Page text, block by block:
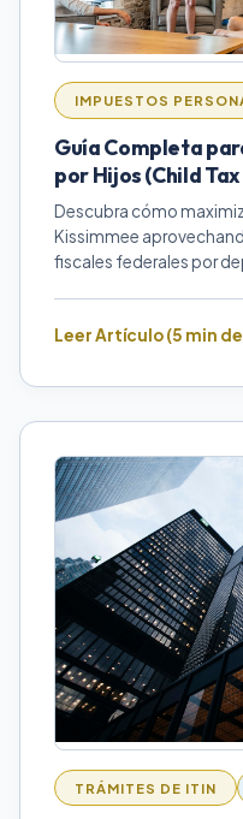
IMPUESTOS
Guía Completa
por Hijos (Child
Descubra cómo
Kissimmee
fiscales federales por
Leer Artículo (5 min
TRÁMITES DE ITIN